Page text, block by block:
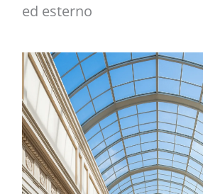
ed esterno